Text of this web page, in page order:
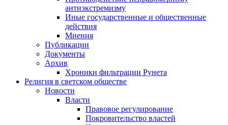
антиэкстремизму
Иные государственные и общественные
действия
Мнения
Публикации
Документы
Архив
Хроники фильтрации Рунета
Религия в светском обществе
Новости
Власти
Правовое регулирование
Покровительство властей